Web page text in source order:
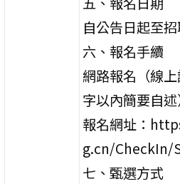
自公告日起至
六、報名手續
網路報名（線
字以內簡要自述
報名網址：
g.cn/CheckIn/
七、甄選方式